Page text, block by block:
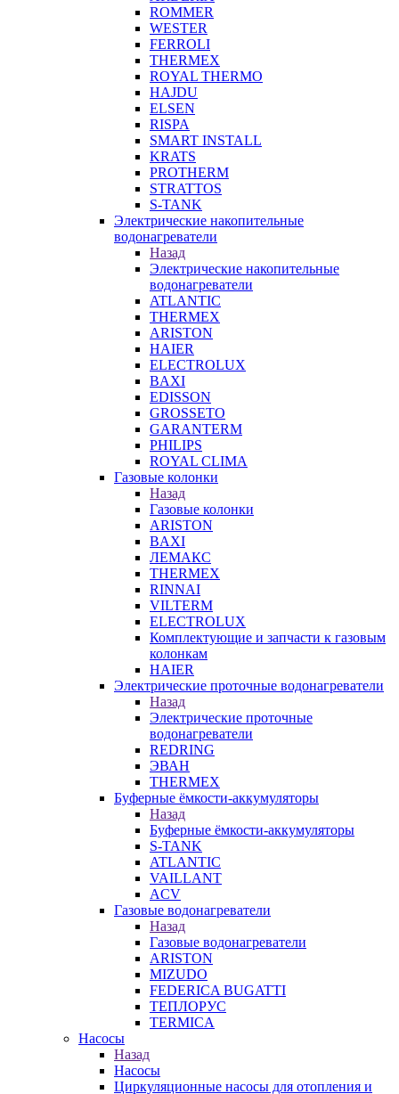
ROMMER
WESTER
FERROLI
THERMEX
ROYAL THERMO
HAJDU
ELSEN
RISPA
SMART INSTALL
KRATS
PROTHERM
STRATTOS
S-TANK
Электрические накопительные
водонагреватели
Назад
Электрические накопительные
водонагреватели
ATLANTIC
THERMEX
ARISTON
HAIER
ELECTROLUX
BAXI
EDISSON
GROSSETO
GARANTERM
PHILIPS
ROYAL CLIMA
Газовые колонки
Назад
Газовые колонки
ARISTON
BAXI
ЛЕМАКС
THERMEX
RINNAI
VILTERM
ELECTROLUX
Комплектующие и запчасти к газовым
колонкам
HAIER
Электрические проточные водонагреватели
Назад
Электрические проточные
водонагреватели
REDRING
ЭВАН
THERMEX
Буферные ёмкости-аккумуляторы
Назад
Буферные ёмкости-аккумуляторы
S-TANK
ATLANTIC
VAILLANT
ACV
Газовые водонагреватели
Назад
Газовые водонагреватели
ARISTON
MIZUDO
FEDERICA BUGATTI
ТЕПЛОРУС
TERMICA
Насосы
Назад
Насосы
Циркуляционные насосы для отопления и